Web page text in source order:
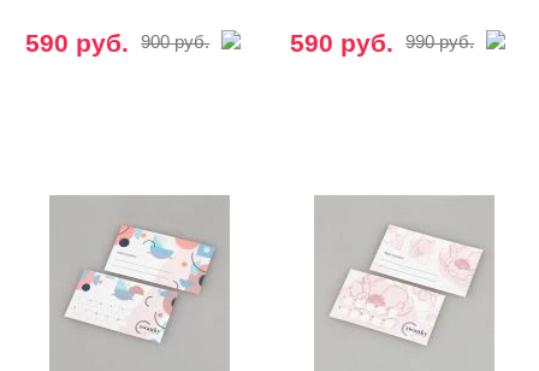
590 руб. 900 руб. 590 руб. 990 руб.